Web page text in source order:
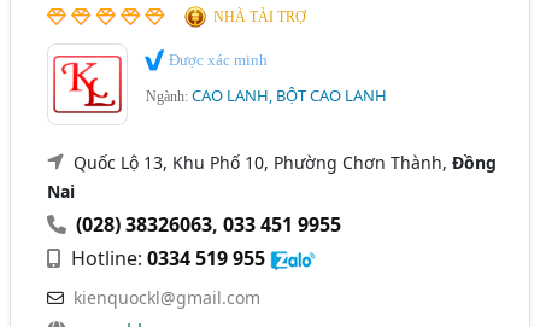
NHÀ TÀI TRỢ
Được xác minh
Ngành:CAO LANH, BỘT CAO LANH
Quốc Lộ 13, Khu Phố 10, Phường Chơn Thành,Đồng
Nai
(028) 38326063,033 451 9955
Hotline:0334 519 955
kienquockl@gmail.com